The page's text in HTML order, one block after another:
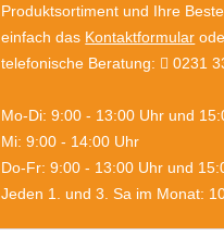
Produktsortiment und Ihre
einfach das Kontaktformular
telefonische Beratung:
0231
Mo-Di: 9:00 - 13:00 Uhr und
Mi: 9:00 - 14:00 Uhr
Do-Fr: 9:00 - 13:00 Uhr und
Jeden 1. und 3. Sa im Monat: